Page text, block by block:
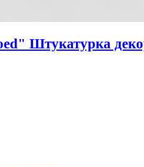
Штукатурка